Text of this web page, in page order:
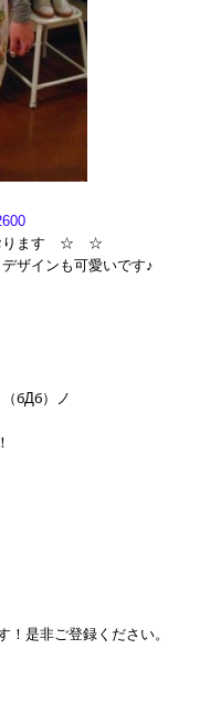
おります ☆ ☆
ザインも可愛いです♪
бДб）ノ
！
是非ご登録ください。